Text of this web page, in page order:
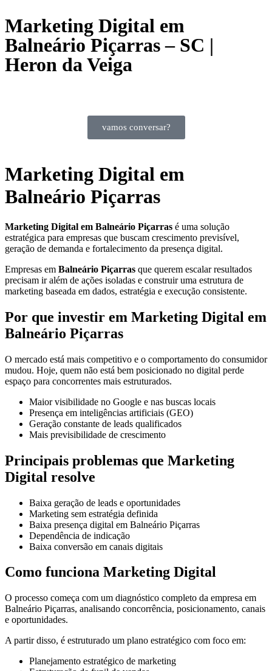
Marketing Digital em
Balneário Piçarras – SC |
Heron da Veiga
vamos conversar?
Marketing Digital em
Balneário Piçarras
Marketing Digital em Balneário Piçarras é uma solução
estratégica para empresas que buscam crescimento previsível,
geração de demanda e fortalecimento da presença digital.
Empresas em Balneário Piçarras que querem escalar resultados
precisam ir além de ações isoladas e construir uma estrutura de
marketing baseada em dados, estratégia e execução consistente.
Por que investir em Marketing Digital em
Balneário Piçarras
O mercado está mais competitivo e o comportamento do consumidor
mudou. Hoje, quem não está bem posicionado no digital perde
espaço para concorrentes mais estruturados.
Maior visibilidade no Google e nas buscas locais
Presença em inteligências artificiais (GEO)
Geração constante de leads qualificados
Mais previsibilidade de crescimento
Principais problemas que Marketing
Digital resolve
Baixa geração de leads e oportunidades
Marketing sem estratégia definida
Baixa presença digital em Balneário Piçarras
Dependência de indicação
Baixa conversão em canais digitais
Como funciona Marketing Digital
O processo começa com um diagnóstico completo da empresa em
Balneário Piçarras, analisando concorrência, posicionamento, canais
e oportunidades.
A partir disso, é estruturado um plano estratégico com foco em:
Planejamento estratégico de marketing